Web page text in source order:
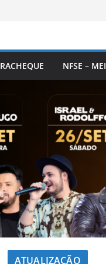
NFSE – MEI
ATUALIZAÇÃO